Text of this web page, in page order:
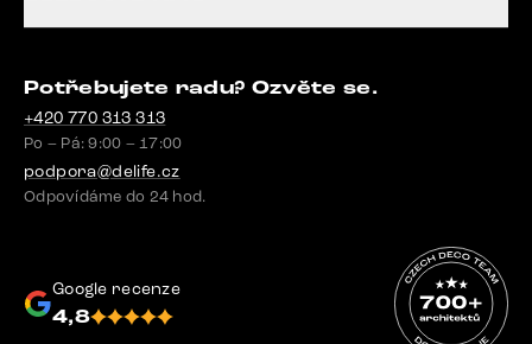
Potřebujete radu? Ozvěte se.
+420 770 313 313
Po – Pá: 9:00 – 17:00
podpora@delife.cz
Odpovídáme do 24 hod.
Google recenze
4,8